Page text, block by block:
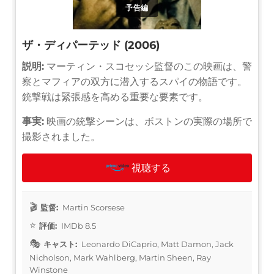
予告編
ザ・ディパーテッド (2006)
説明: マーティン・スコセッシ監督のこの映画は、警
察とマフィアの双方に潜入するスパイの物語です。
銃撃戦は緊張感を高める重要な要素です。
事実: 映画の銃撃シーンは、ボストンの実際の場所で
撮影されました。
視聴する
監督: Martin Scorsese
評価: IMDb 8.5
キャスト: Leonardo DiCaprio, Matt Damon, Jack
Nicholson, Mark Wahlberg, Martin Sheen, Ray
Winstone